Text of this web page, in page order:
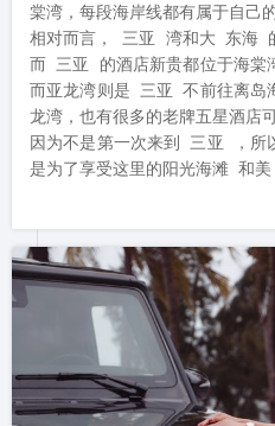
棠湾，每段海岸线都有属于自己
相对而言， 三亚 湾和大 东海
而 三亚 的酒店新贵都位于海棠
而亚龙湾则是 三亚 不前往离岛
龙湾，也有很多的老牌五星酒店
因为不是第一次来到 三亚 ，所
是为了享受这里的阳光海滩 和美